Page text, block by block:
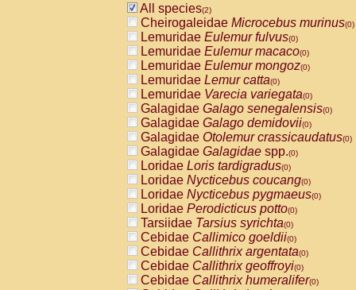
All species(2)
Cheirogaleidae Microcebus murinus(0)
Lemuridae Eulemur fulvus(0)
Lemuridae Eulemur macaco(0)
Lemuridae Eulemur mongoz(0)
Lemuridae Lemur catta(0)
Lemuridae Varecia variegata(0)
Galagidae Galago senegalensis(0)
Galagidae Galago demidovii(0)
Galagidae Otolemur crassicaudatus(0)
Galagidae Galagidae spp.(0)
Loridae Loris tardigradus(0)
Loridae Nycticebus coucang(0)
Loridae Nycticebus pygmaeus(0)
Loridae Perodicticus potto(0)
Tarsiidae Tarsius syrichta(0)
Cebidae Callimico goeldii(0)
Cebidae Callithrix argentata(0)
Cebidae Callithrix geoffroyi(0)
Cebidae Callithrix humeralifer(0)